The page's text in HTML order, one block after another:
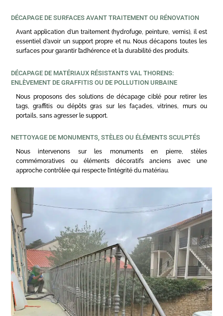
DÉCAPAGE DE SURFACES AVANT TRAITEMENT OU RÉNOVATION
Avant application d’un traitement (hydrofuge, peinture, vernis), il est
essentiel d’avoir un support propre et nu. Nous décapons toutes les
surfaces pour garantir l’adhérence et la durabilité des produits.
DÉCAPAGE DE MATÉRIAUX RÉSISTANTS VAL THORENS:
ENLÈVEMENT DE GRAFFITIS OU DE POLLUTION URBAINE
Nous proposons des solutions de décapage ciblé pour retirer les
tags, graffitis ou dépôts gras sur les façades, vitrines, murs ou
portails, sans agresser le support.
NETTOYAGE DE MONUMENTS, STÈLES OU ÉLÉMENTS SCULPTÉS
Nous intervenons sur les monuments en pierre, stèles
commémoratives ou éléments décoratifs anciens avec une
approche contrôlée qui respecte l’intégrité du matériau.